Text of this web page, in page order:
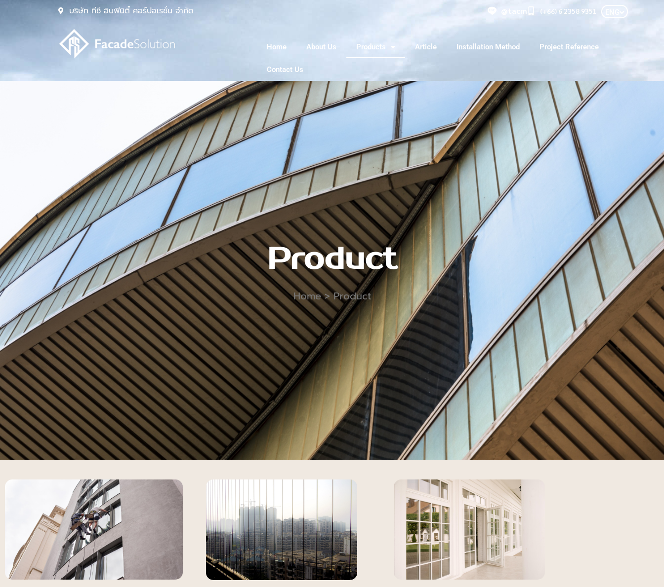
บริษัท ทีซี อินฟินิตี้ คอร์ปอเรชั่น จำกัด @tacm (+66) 6 2358 9351
Home About Us Products Article Installation Method Project Reference
Contact Us
Product
Home> Product